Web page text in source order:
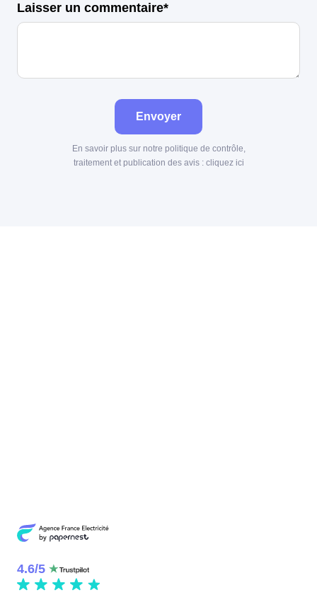
Laisser un commentaire*
Envoyer
En savoir plus sur notre politique de contrôle,
traitement et publication des avis : cliquez ici
4.6/5